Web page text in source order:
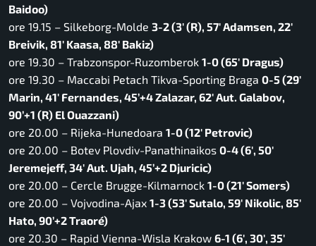
Baidoo)
ore 19.15 – Silkeborg-Molde 3-2 (3′ (R), 57′ Adamsen, 22′
Breivik, 81′ Kaasa, 88′ Bakiz)
ore 19.30 – Trabzonspor-Ruzomberok 1-0 (65′ Dragus)
ore 19.30 – Maccabi Petach Tikva-Sporting Braga 0-5 (29′
Marin, 41′ Fernandes, 45’+4 Zalazar, 62′ Aut. Galabov,
90’+1 (R) El Ouazzani)
ore 20.00 – Rijeka-Hunedoara 1-0 (12′ Petrovic)
ore 20.00 – Botev Plovdiv-Panathinaikos 0-4 (6′, 50′
Jeremejeff, 34′ Aut. Ujah, 45’+2 Djuricic)
ore 20.00 – Cercle Brugge-Kilmarnock 1-0 (21′ Somers)
ore 20.00 – Vojvodina-Ajax 1-3 (53′ Sutalo, 59′ Nikolic, 85′
Hato, 90’+2 Traoré)
ore 20.30 – Rapid Vienna-Wisla Krakow 6-1 (6′, 30′, 35′